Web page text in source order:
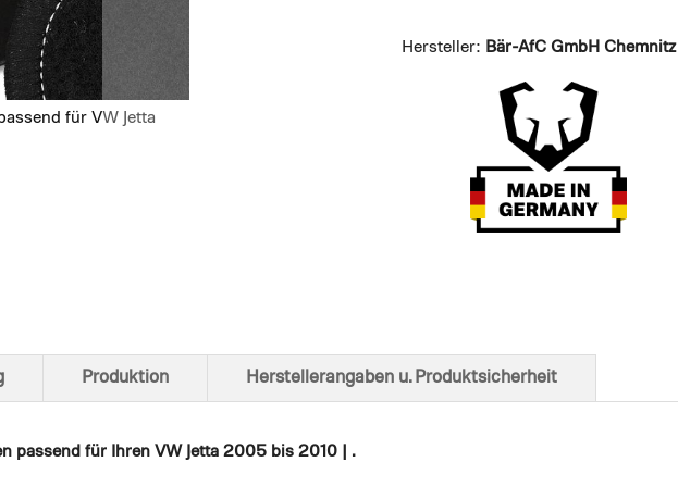
für VW Jetta
Ansicht von unten
Hersteller: Bär-AfC GmbH Chemnitz
passend für Ihren VW Jetta 2005 bis 2010 | .
Produktion Herstellerangaben u. Produktsicherheit